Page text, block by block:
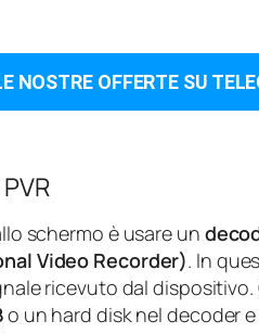
NOSTRE OFFERTE SU
schermo è usare un
Video Recorder). In
ricevuto dal
o un hard disk nel decoder